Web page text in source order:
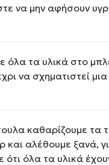
να μην αφήσουν
όλα τα υλικά στο
να σχηματιστεί
καθαρίζουμε τα
και αλέθουμε ξανά,
ότι όλα τα υλικά